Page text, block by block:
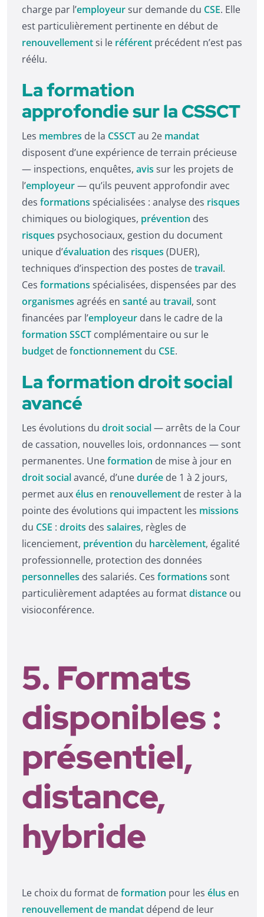
charge par l’employeursur demande du CSE. Elle
est particulièrement pertinente en début de
renouvellementsi le référent précédent n’est pas
réélu.
La formation
approfondie sur la CSSCT
Les membres de la CSSCTau 2e mandat
disposent d’une expérience de terrain précieuse
— inspections, enquêtes, avis sur les projets de
l’employeur— qu’ils peuvent approfondir avec
des formations spécialisées : analyse des risques
chimiques ou biologiques, prévention des
risques psychosociaux, gestion du document
unique d’évaluation des risques (DUER),
techniques d’inspection des postes detravail.
Ces formations spécialisées, dispensées par des
organismes agréés en santéau travail, sont
financées par l’employeur dans le cadre de la
formation SSCT complémentaire ou sur le
budget defonctionnement du CSE.
La formation droit social
avancé
Les évolutions du droit social— arrêts de la Cour
de cassation, nouvelles lois, ordonnances — sont
permanentes. Uneformation de mise à jour en
droit socialavancé, d’unedurée de 1 à 2 jours,
permet auxélus en renouvellement de rester à la
pointe des évolutions qui impactent les missions
du CSE : droits des salaires, règles de
licenciement, prévention du harcèlement, égalité
professionnelle, protection des données
personnelles des salariés. Ces formations sont
particulièrement adaptées au formatdistance ou
visioconférence.
5. Formats
disponibles :
présentiel,
distance,
hybride
Le choix du format deformation pour les élus en
renouvellement de mandat dépend de leur